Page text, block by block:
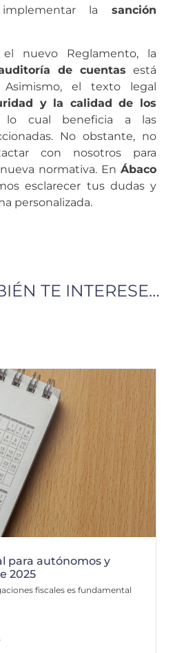
la sanción
nuevo Reglamento, la
de cuentas está
Asimismo, el texto legal
y la calidad de los
lo cual beneficia a las
No obstante, no
con nosotros para
normativa. En Ábaco
esclarecer tus dudas y
personalizada.
TE INTERESE…
para autónomos y
2025
fiscales es fundamental